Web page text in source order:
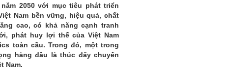
2050 với mục tiêu phát triển
Nam bền vững, hiệu quả, chất
cao, có khả năng cạnh tranh
phát huy lợi thế của Việt Nam
toàn cầu. Trong đó, một trong
hàng đầu là thúc đẩy chuyển
Nam.